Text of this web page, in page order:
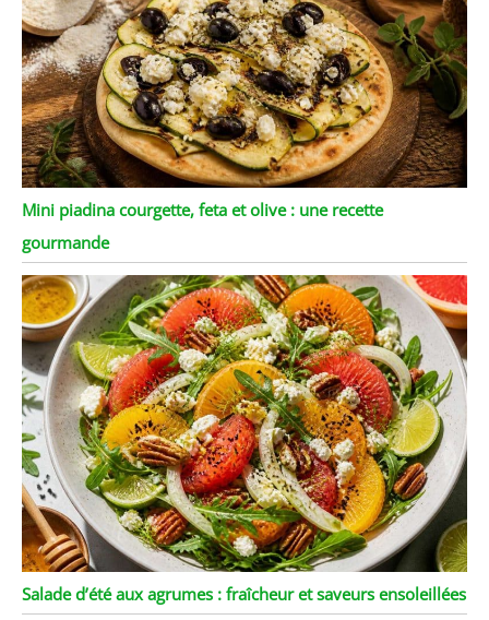
professionnelle et
élégante.
Mini piadina courgette, feta et olive : une recette
gourmande
Salade d’été aux agrumes : fraîcheur et saveurs ensoleillées